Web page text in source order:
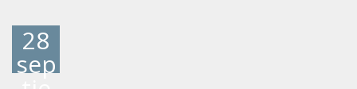
28
sep